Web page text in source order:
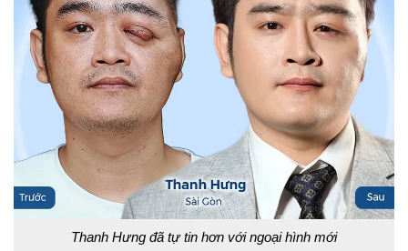
Thanh Hưng đã tự tin hơn với ngoại hình mới